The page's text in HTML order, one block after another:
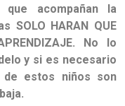
acompañan la
SOLO HARAN QUE
No lo
y si es necesario
de estos niños son